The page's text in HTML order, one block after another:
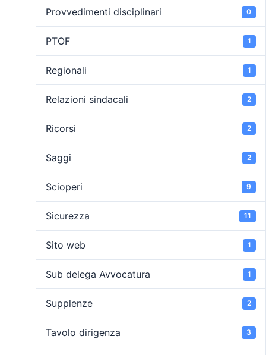
Provvedimenti disciplinari 0
PTOF 1
Regionali 1
Relazioni sindacali 2
Ricorsi 2
Saggi 2
Scioperi 9
Sicurezza 11
Sito web 1
Sub delega Avvocatura 1
Supplenze 2
Tavolo dirigenza 3